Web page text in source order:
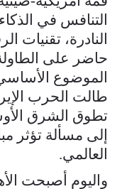
التنافس في
النادرة، تقنيات
حاضر على
الموضوع
طالت الحرب
تطوق الشرق
إلى مسألة تؤثر
العالمي.
واليوم أصبحت